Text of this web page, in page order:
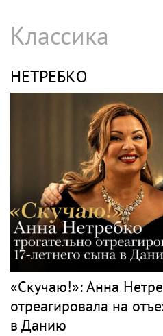
Классика
НЕТРЕБКО
«Скучаю!»: Анна
отреагировала на
в Данию